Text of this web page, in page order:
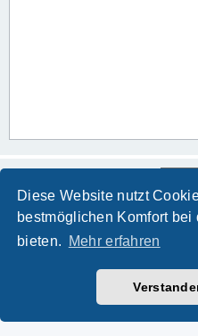
Diese Website nutzt
bestmöglichen Komfort bei
bieten.
Mehr erfahren
Foren-Übersicht
Deutsche
Datenschutz|